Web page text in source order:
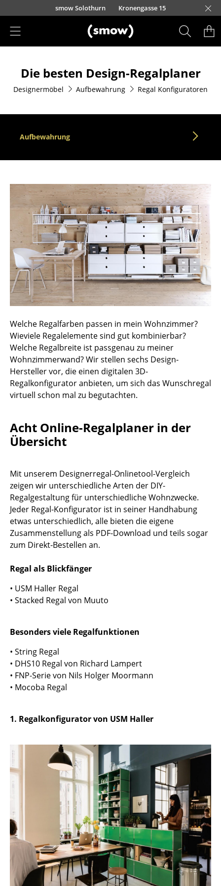
Direkt zum Inhaltsmow Solothurn Kronengasse 15
Sitzmöbel
Esszimmerstühle
Sofas
Sessel
Freischwinger
Barhocker
Hocker
Bänke & Liegen
Sitzsäcke
Gartenstühle
Schaukelstühle
Bürodrehstühle
Konferenzstühle
Bürosessel
... alle Sitzmöbel
Esstische
Beistelltische
Couchtische
Schreibtische
Konferenztische
Stehtische & Stehpulte
Gartentische
Servierwagen
Einzelteile
... alle Tische
Aufbewahren
Bücherregale
Wandregale
Sideboards & Kommoden
Beistell- & Rollcontainer
Barmöbel
Garderoben
Die besten Design-Regalplaner
Designermöbel Aufbewahrung Regal Konfiguratoren
Aufbewahrung
Welche Regalfarben passen in mein Wohnzimmer?
Wieviele Regalelemente sind gut kombinierbar?
Welche Regalbreite ist passgenau zu meiner
Wohnzimmerwand? Wir stellen sechs Design-
Hersteller vor, die einen digitalen 3D-
Regalkonfigurator anbieten, um sich das Wunschregal
virtuell schon mal zu begutachten.
Acht Online-Regalplaner in der
Übersicht
Mit unserem Designerregal-Onlinetool-Vergleich
zeigen wir unterschiedliche Arten der DIY-
Regalgestaltung für unterschiedliche Wohnzwecke.
Jeder Regal-Konfigurator ist in seiner Handhabung
etwas unterschiedlich, alle bieten die eigene
Zusammenstellung als PDF-Download und teils sogar
zum Direkt-Bestellen an.
Regal als Blickfänger
• USM Haller Regal
• Stacked Regal von Muuto
Besonders viele Regalfunktionen
• String Regal
• DHS10 Regal von Richard Lampert
• FNP-Serie von Nils Holger Moormann
• Mocoba Regal
1. Regalkonfigurator von USM Haller